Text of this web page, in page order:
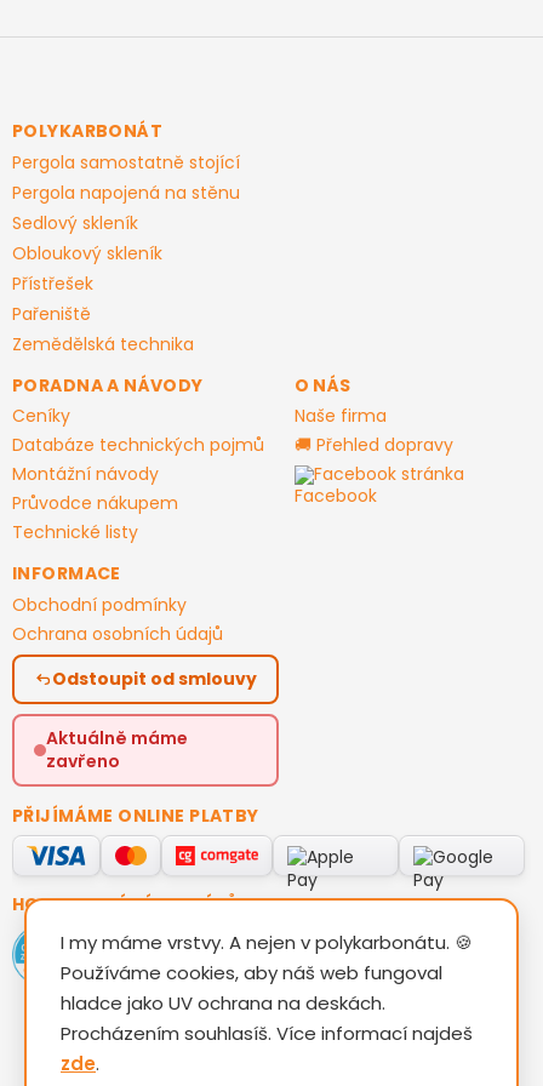
Z
aPOLYKARBONÁT
Pergola samostatně stojící
Pergola napojená na stěnu
Sedlový skleník
Obloukový skleník
Přístřešek
Pařeniště
Zemědělská technika
PORADNA A NÁVODY
Ceníky
Databáze technických pojmů
Montážní návody
Průvodce nákupem
Technické listy
O NÁS
Naše firma
🚚 Přehled dopravy
Facebook stránka
INFORMACE
Obchodní podmínky
Ochrana osobních údajů
Odstoupit od smlouvy
Aktuálně máme
zavřeno
PŘIJÍMÁME ONLINE PLATBY
HODNOCENÍ ZÁKAZNÍKŮ
I my máme vrstvy. A nejen v polykarbonátu. 🍪
Používáme cookies, aby náš web fungoval
hladce jako UV ochrana na deskách.
Procházením souhlasíš. Více informací najdeš
zde.